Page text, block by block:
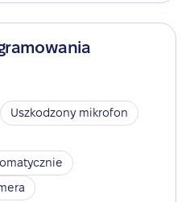
Uszkodzony mikrofon